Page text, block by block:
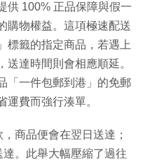
供 100% 正品保障與假一
購物權益。這項極速配送
標籤的指定商品，若遇上
達時間則會相應順延。
「一件包郵到港」的免郵
費而強行湊單。
商品便會在翌日送達；
。此舉大幅壓縮了過往